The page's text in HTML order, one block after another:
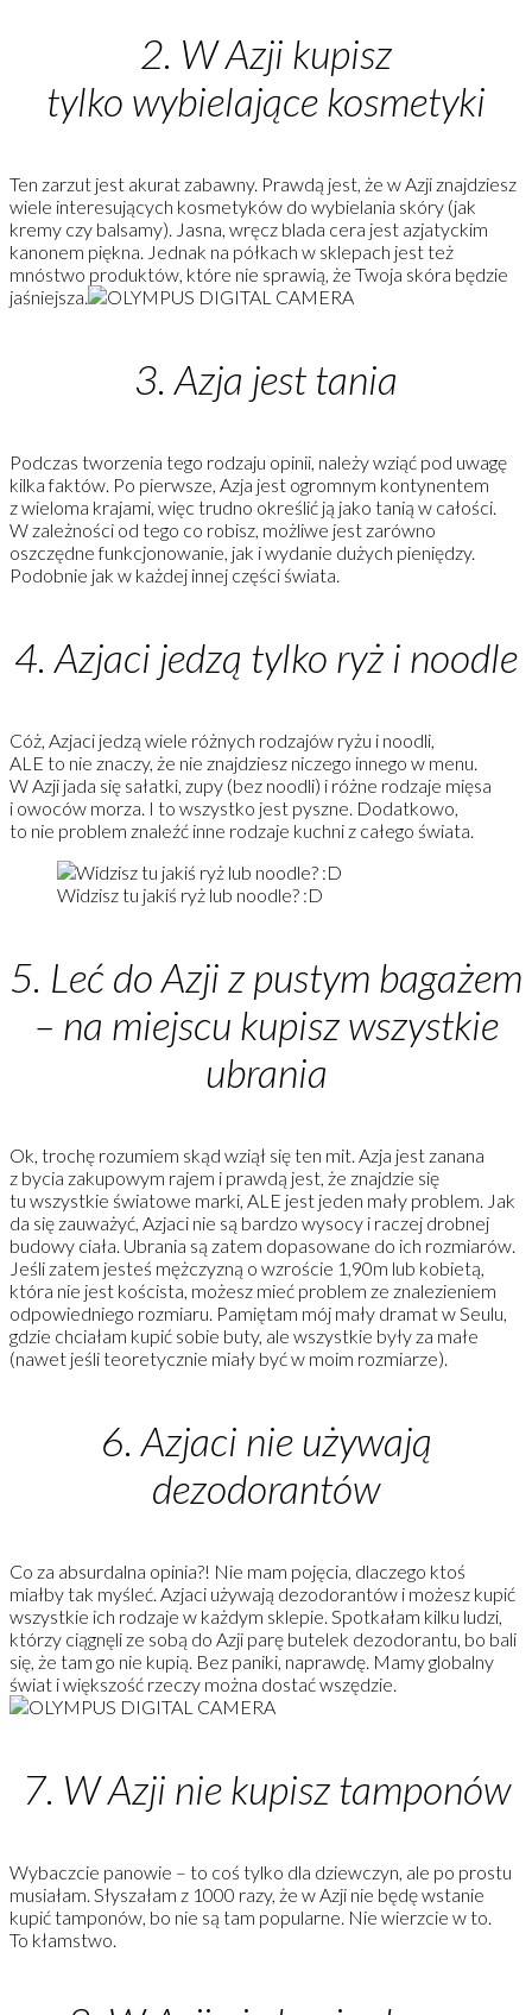
2. W Azji kupisz
tylko wybielające kosmetyki
Ten zarzut jest akurat zabawny. Prawdą jest, że w Azji znajdziesz
wiele interesujących kosmetyków do wybielania skóry (jak
kremy czy balsamy). Jasna, wręcz blada cera jest azjatyckim
kanonem piękna. Jednak na półkach w sklepach jest też
mnóstwo produktów, które nie sprawią, że Twoja skóra będzie
jaśniejsza.
3. Azja jest tania
Podczas tworzenia tego rodzaju opinii, należy wziąć pod uwagę
kilka faktów. Po pierwsze, Azja jest ogromnym kontynentem
z wieloma krajami, więc trudno określić ją jako tanią w całości.
W zależności od tego co robisz, możliwe jest zarówno
oszczędne funkcjonowanie, jak i wydanie dużych pieniędzy.
Podobnie jak w każdej innej części świata.
4. Azjaci jedzą tylko ryż i noodle
Cóż, Azjaci jedzą wiele różnych rodzajów ryżu i noodli,
ALE to nie znaczy, że nie znajdziesz niczego innego w menu.
W Azji jada się sałatki, zupy (bez noodli) i różne rodzaje mięsa
i owoców morza. I to wszystko jest pyszne. Dodatkowo,
to nie problem znaleźć inne rodzaje kuchni z całego świata.
Widzisz tu jakiś ryż lub noodle? :D
5. Leć do Azji z pustym bagażem
– na miejscu kupisz wszystkie
ubrania
Ok, trochę rozumiem skąd wziął się ten mit. Azja jest zanana
z bycia zakupowym rajem i prawdą jest, że znajdzie się
tu wszystkie światowe marki, ALE jest jeden mały problem. Jak
da się zauważyć, Azjaci nie są bardzo wysocy i raczej drobnej
budowy ciała. Ubrania są zatem dopasowane do ich rozmiarów.
Jeśli zatem jesteś mężczyzną o wzroście 1,90m lub kobietą,
która nie jest koścista, możesz mieć problem ze znalezieniem
odpowiedniego rozmiaru. Pamiętam mój mały dramat w Seulu,
gdzie chciałam kupić sobie buty, ale wszystkie były za małe
(nawet jeśli teoretycznie miały być w moim rozmiarze).
6. Azjaci nie używają
dezodorantów
Co za absurdalna opinia?! Nie mam pojęcia, dlaczego ktoś
miałby tak myśleć. Azjaci używają dezodorantów i możesz kupić
wszystkie ich rodzaje w każdym sklepie. Spotkałam kilku ludzi,
którzy ciągnęli ze sobą do Azji parę butelek dezodorantu, bo bali
się, że tam go nie kupią. Bez paniki, naprawdę. Mamy globalny
świat i większość rzeczy można dostać wszędzie.
7. W Azji nie kupisz tamponów
Wybaczcie panowie – to coś tylko dla dziewczyn, ale po prostu
musiałam. Słyszałam z 1000 razy, że w Azji nie będę wstanie
kupić tamponów, bo nie są tam popularne. Nie wierzcie w to.
To kłamstwo.